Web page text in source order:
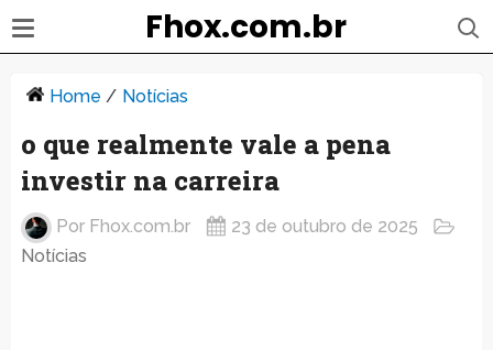
Fhox.com.br
Home / Notícias
o que realmente vale a pena
investir na carreira
Por Fhox.com.br
23 de outubro de 2025
Notícias